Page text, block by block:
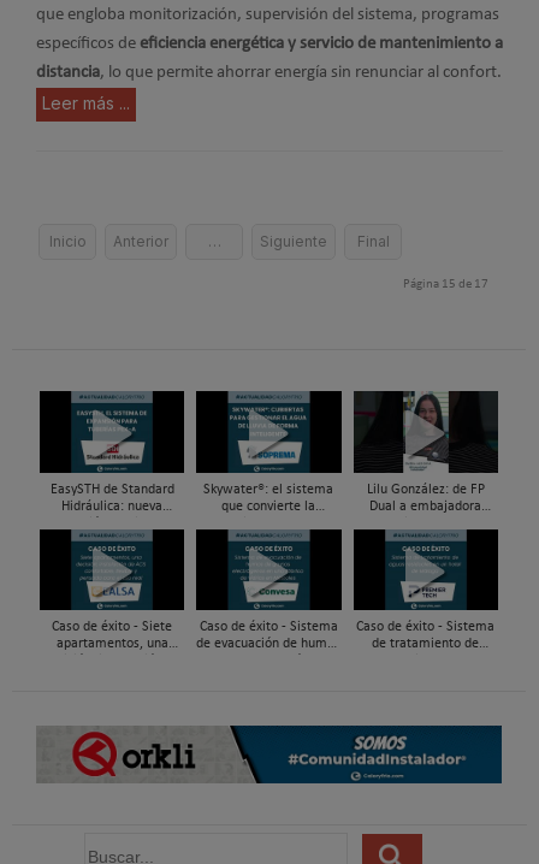
que engloba monitorización, supervisión del sistema, programas
específicos de eficiencia energética y servicio de mantenimiento a
distancia, lo que permite ahorrar energía sin renunciar al confort.
Leer más ...
Inicio Anterior … Siguiente Final
Página 15 de 17
EasySTH de Standard
Hidráulica: nueva
de expansión para
tuberías PEX
Skywater®: el sistema
que convierte la
infraestructura activa de
gestión del agua...
Lilu González: de FP
Dual a embajadora
| Mecatrónica Industrial
Caso de éxito - Siete
apartamentos, una
Caso de éxito - Sistema
de evacuación de humos
Caso de éxito - Sistema
de tratamiento de